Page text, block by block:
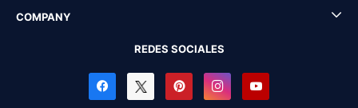
COMPANY
REDES SOCIALES